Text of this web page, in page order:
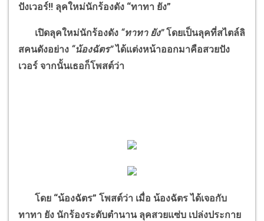
ปังเวอร์!! ลุคใหม่นักร้องดัง “ทาทา ยัง”
เปิดลุคใหม่นักร้องดัง “ทาทา ยัง” โดยเป็นลุคที่สไตล์ลิ
สคนดังอย่าง “น้องฉัตร” ได้แต่งหน้าออกมาคือสวยปัง
เวอร์ จากนั้นเธอก็โพสต์ว่า
โดย “น้องฉัตร” โพสต์ว่า เมื่อ น้องฉัตร ได้เจอกับ
ทาทา ยัง นักร้องระดับตำนาน ลุคสวยแซ่บ เปล่งประกาย